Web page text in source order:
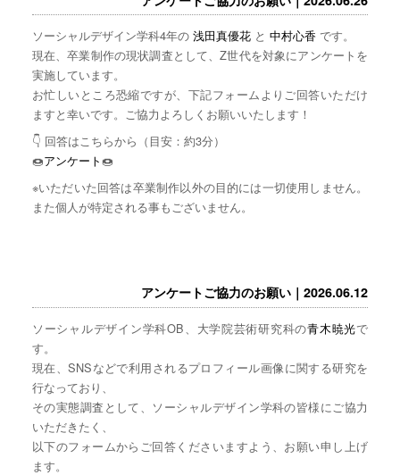
ソーシャルデザイン学科4年の 浅田真優花と 中村心香 です。
現在、卒業制作の現状調査として、Z世代を対象にアンケートを
実施しています。
お忙しいところ恐縮ですが、下記フォームよりご回答いただけ
ますと幸いです。ご協力よろしくお願いいたします！
👇 回答はこちらから（目安：約3分）
🍩アンケート🍩
※いただいた回答は卒業制作以外の目的には一切使用しません。
また個人が特定される事もございません。
アンケートご協力のお願い｜2026.06.12
ソーシャルデザイン学科OB、大学院芸術研究科の青木暁光で
す。
現在、SNSなどで利用されるプロフィール画像に関する研究を
行なっており、
その実態調査として、ソーシャルデザイン学科の皆様にご協力
いただきたく、
以下のフォームからご回答くださいますよう、お願い申し上げ
ます。